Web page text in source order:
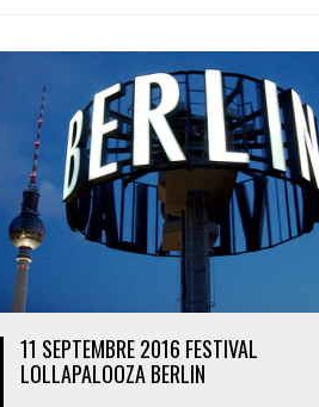
11 SEPTEMBRE 2016 FESTIVAL
LOLLAPALOOZA BERLIN